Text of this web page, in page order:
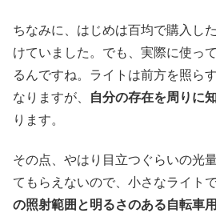
ちなみに、はじめは百均で購入し
けていました。でも、実際に使っ
るんですね。ライトは前方を照ら
なりますが、
自分の存在を周りに
ります。
その点、やはり目立つぐらいの光
てもらえないので、小さなライト
の照射範囲と明るさのある自転車